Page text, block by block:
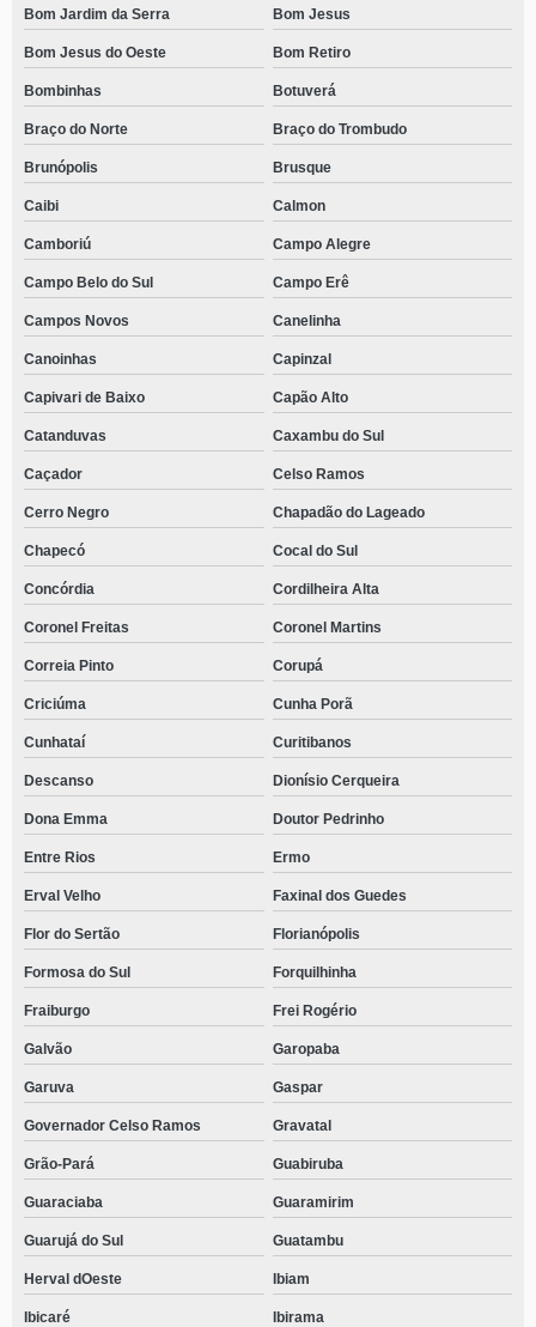
Bom Jardim da Serra Bom Jesus
Bom Jesus do Oeste Bom Retiro
Bombinhas Botuverá
Braço do Norte Braço do Trombudo
Brunópolis Brusque
Caibi Calmon
Camboriú Campo Alegre
Campo Belo do Sul Campo Erê
Campos Novos Canelinha
Canoinhas Capinzal
Capivari de Baixo Capão Alto
Catanduvas Caxambu do Sul
Caçador Celso Ramos
Cerro Negro Chapadão do Lageado
Chapecó Cocal do Sul
Concórdia Cordilheira Alta
Coronel Freitas Coronel Martins
Correia Pinto Corupá
Criciúma Cunha Porã
Cunhataí Curitibanos
Descanso Dionísio Cerqueira
Dona Emma Doutor Pedrinho
Entre Rios Ermo
Erval Velho Faxinal dos Guedes
Flor do Sertão Florianópolis
Formosa do Sul Forquilhinha
Fraiburgo Frei Rogério
Galvão Garopaba
Garuva Gaspar
Governador Celso Ramos Gravatal
Grão-Pará Guabiruba
Guaraciaba Guaramirim
Guarujá do Sul Guatambu
Herval dOeste Ibiam
Ibicaré Ibirama